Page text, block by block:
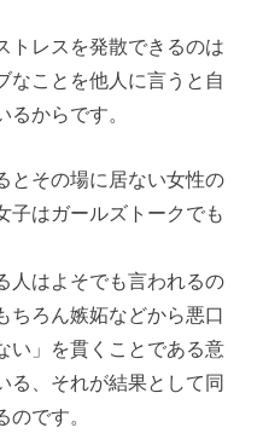
トレスを発散できるのは
なことを他人に言うと自
からです。
とその場に居ない女性の
子はガールズトークでも
人はよそでも言われるの
ちろん嫉妬などから悪口
い」を貫くことである意
る、それが結果として同
です。